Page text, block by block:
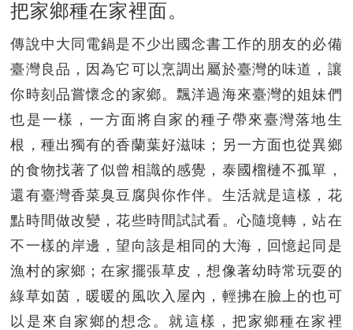
把家鄉種在家裡面。
傳說中大同電鍋是不少出國念書工作的朋友的必備
臺灣良品，因為它可以烹調出屬於臺灣的味道，讓
你時刻品嘗懷念的家鄉。飄洋過海來臺灣的姐妹們
也是一樣，一方面將自家的種子帶來臺灣落地生
根，種出獨有的香蘭葉好滋味；另一方面也從異鄉
的食物找著了似曾相識的感覺，泰國榴槤不孤單，
還有臺灣香菜臭豆腐與你作伴。生活就是這樣，花
點時間做改變，花些時間試試看。心隨境轉，站在
不一樣的岸邊，望向該是相同的大海，回憶起同是
漁村的家鄉；在家擺張草皮，想像著幼時常玩耍的
綠草如茵，暖暖的風吹入屋內，輕拂在臉上的也可
以是來自家鄉的想念。就這樣，把家鄉種在家裡